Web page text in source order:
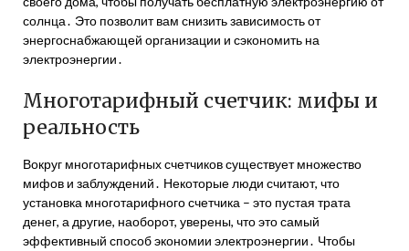
солнца․ Это позволит вам снизить зависимость от
энергоснабжающей организации и сэкономить на
электроэнергии․
Многотарифный счетчик: мифы и
реальность
Вокруг многотарифных счетчиков существует множество
мифов и заблуждений․ Некоторые люди считают, что
установка многотарифного счетчика – это пустая трата
денег, а другие, наоборот, уверены, что это самый
эффективный способ экономии электроэнергии․ Чтобы